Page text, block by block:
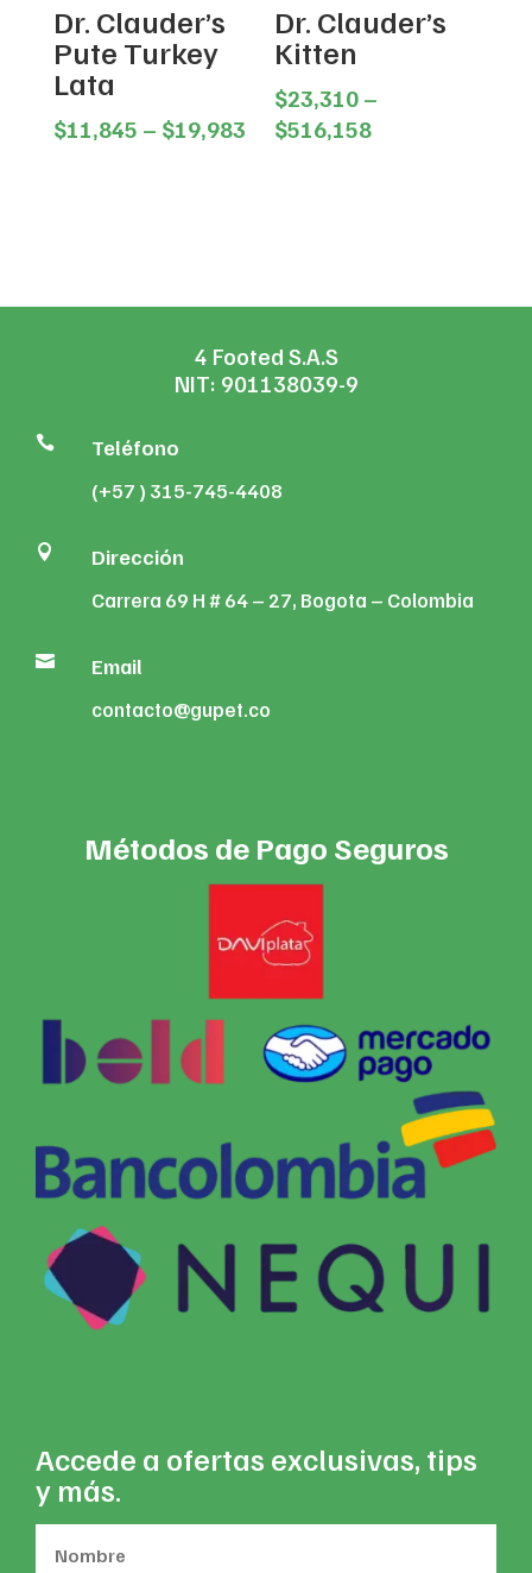
Dr. Clauder’s
Pute Turkey
Lata
$11,845 – $19,983Price
Dr. Clauder’s
Kitten
$23,310 –
$516,158Price
4 Footed S.A.S
NIT: 901138039-9
 Teléfono
(+57 ) 315-745-4408
 Dirección
Carrera 69 H # 64 – 27, Bogota – Colombia
 Email
contacto@gupet.co
Métodos de Pago Seguros
Accede a ofertas exclusivas, tips
y más.